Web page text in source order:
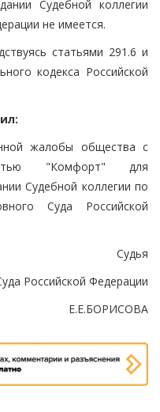
Судебной коллегии
не имеется.
статьями 291.6 и
кодекса Российской
жалобы общества с
"Комфорт" для
Судебной коллегии по
Суда Российской
Судья
Российской Федерации
Е.Е.БОРИСОВА